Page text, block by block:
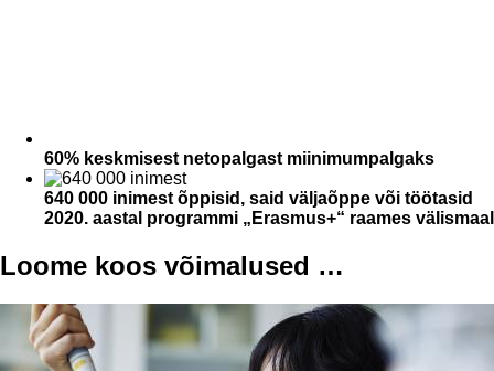
60% keskmisest netopalgast miinimumpalgaks
640 000 inimest õppisid, said väljaõppe või töötasid
2020. aastal programmi „Erasmus+“ raames välismaal
Loome koos võimalused …